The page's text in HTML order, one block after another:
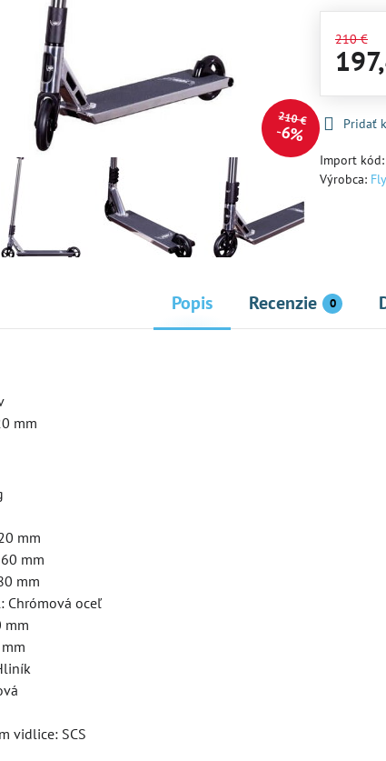
210 €
6%
210 €
Pridať
Import
Výrobca:
Popis Recenzie 0
mm
mm
mm
mm
Chrómová oceľ
mm
vidlice: SCS
Pro LED